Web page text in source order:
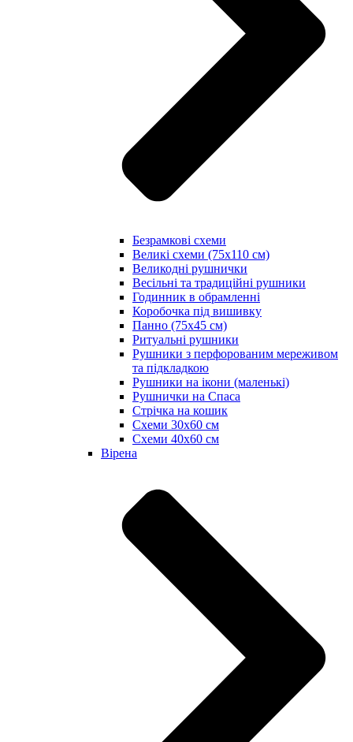
Безрамкові схеми
Великі схеми (75х110 см)
Великодні рушнички
Весільні та традиційні рушники
Годинник в обрамленні
Коробочка під вишивку
Панно (75х45 см)
Ритуальні рушники
Рушники з перфорованим мереживом
та підкладкою
Рушники на ікони (маленькі)
Рушнички на Спаса
Стрічка на кошик
Схеми 30х60 см
Схеми 40х60 см
Вірена